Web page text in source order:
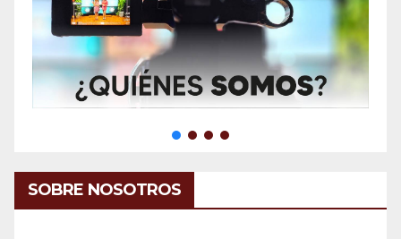
SOBRE NOSOTROS